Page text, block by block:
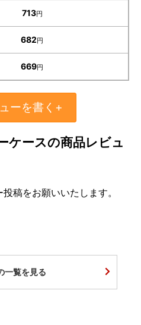
713円
682円
669円
ーを書く+
ケースの商品レビュ
稿をお願いいたします。
一覧を見る